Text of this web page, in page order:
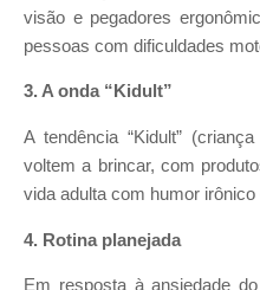
visão e pegadores
pessoas com dificuldades
3. A onda “Kidult”
A tendência “Kidult”
voltem a brincar, com
vida adulta com humor
4. Rotina planejada
Em resposta à ansiedade